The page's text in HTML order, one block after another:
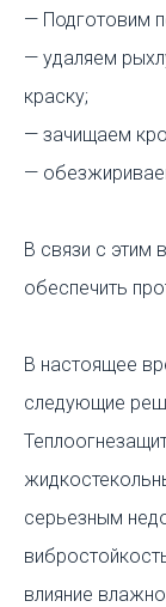
— Подготовим
— удаляем
краску;
— зачищаем
—
В связи с этим
обеспечить
В настоящее
следующие
серьезным
влияние